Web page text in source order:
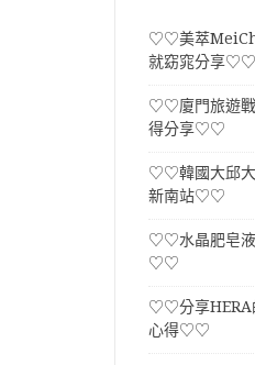
♡♡美萃
就窈窕分享♡♡
♡♡廈門旅遊戰
得分享♡♡
♡♡韓國大邱大
新南站♡♡
♡♡水晶肥皂液
♡♡
♡♡分享HERA
心得♡♡